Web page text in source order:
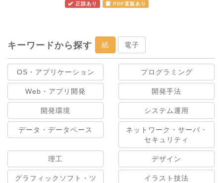
正誤あり PDF直販あり
キーワードから探す 紙 電子
OS・アプリケーション プログラミング
Web・アプリ開発 開発手法
開発環境 システム運用
データ・データベース
ネットワーク・サーバ・
セキュリティ
理工 デザイン
グラフィックソフト・ツ
イラスト技法